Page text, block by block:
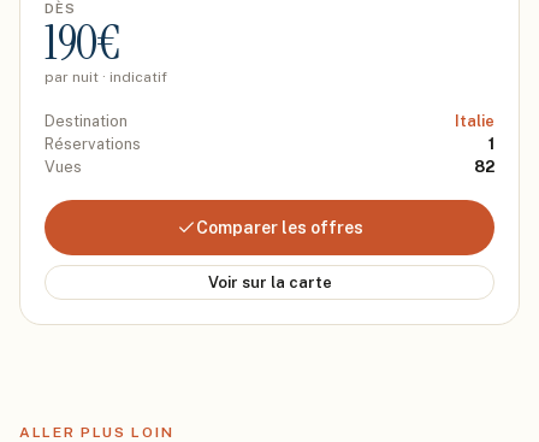
DÈS
190€
par nuit · indicatif
Destination
Italie
Réservations
1
Vues
82
Comparer les offres
Voir sur la carte
ALLER PLUS LOIN